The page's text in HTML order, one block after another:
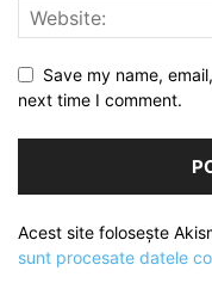
Save my name,
next time I comment.
Acest site folosește
sunt procesate datele